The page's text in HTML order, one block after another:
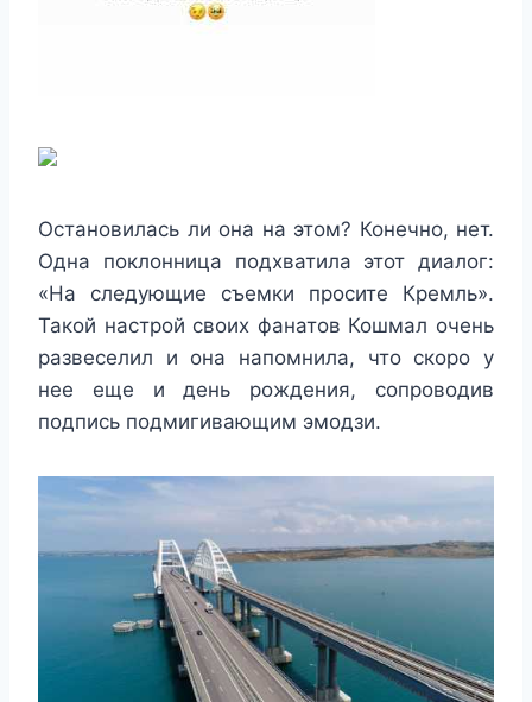
Остановилась ли она на этом? Конечно, нет.
Одна поклонница подхватила этот диалог:
«На следующие съемки просите Кремль».
Такой настрой своих фанатов Кошмал очень
развеселил и она напомнила, что скоро у
нее еще и день рождения, сопроводив
подпись подмигивающим эмодзи.